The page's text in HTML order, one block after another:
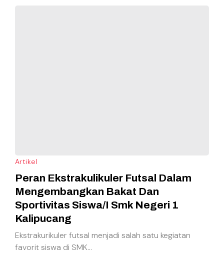
Artikel
Peran Ekstrakulikuler Futsal Dalam
Mengembangkan Bakat Dan
Sportivitas Siswa/I Smk Negeri 1
Kalipucang
Ekstrakurikuler futsal menjadi salah satu kegiatan
favorit siswa di SMK...